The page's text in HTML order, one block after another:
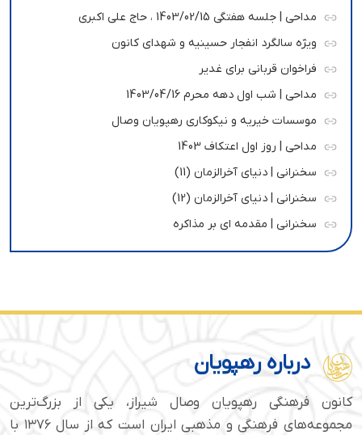
مداحی | جلسه هفتگی 1403/02/15 ، حاج علی اکبری
ویژه سالگرد انفجار حسینیه و شهدای کانون
فراخوان قربانی برای غدیر
مداحی | شب اول دهه محرم 1403/04/16
موسسات خیریه و نیکوکاری رهپویان وصال
مداحی | روز اول اعتکاف 1403
سخنرانی | دنیای آخرالزمان (11)
سخنرانی | دنیای آخرالزمان (12)
سخنرانی | مقدمه ای بر مذاکره
درباره رهپویان
کانون فرهنگی رهپویان وصال شیراز، یکی از بزرگ‌ترین
مجموعه‌های فرهنگی و مذهبی ایران است که از سال ۱۳۷۶ با